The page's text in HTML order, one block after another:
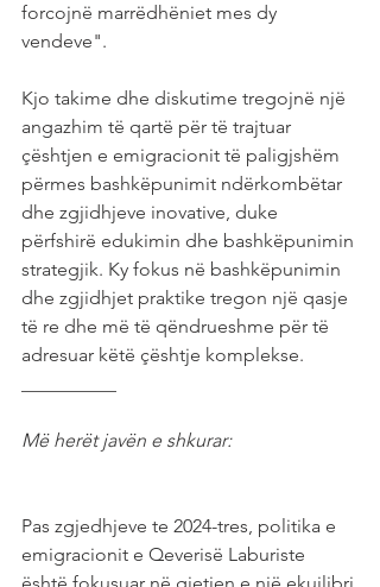
forcojnë marrëdhëniet mes dy
vendeve".
Kjo takime dhe diskutime tregojnë një
angazhim të qartë për të trajtuar
çështjen e emigracionit të paligjshëm
përmes bashkëpunimit ndërkombëtar
dhe zgjidhjeve inovative, duke
përfshirë edukimin dhe bashkëpunimin
strategjik. Ky fokus në bashkëpunimin
dhe zgjidhjet praktike tregon një qasje
të re dhe më të qëndrueshme për të
adresuar këtë çështje komplekse.
Më herët javën e shkurar:
Pas zgjedhjeve te 2024-tres, politika e
emigracionit e Qeverisë Laburiste